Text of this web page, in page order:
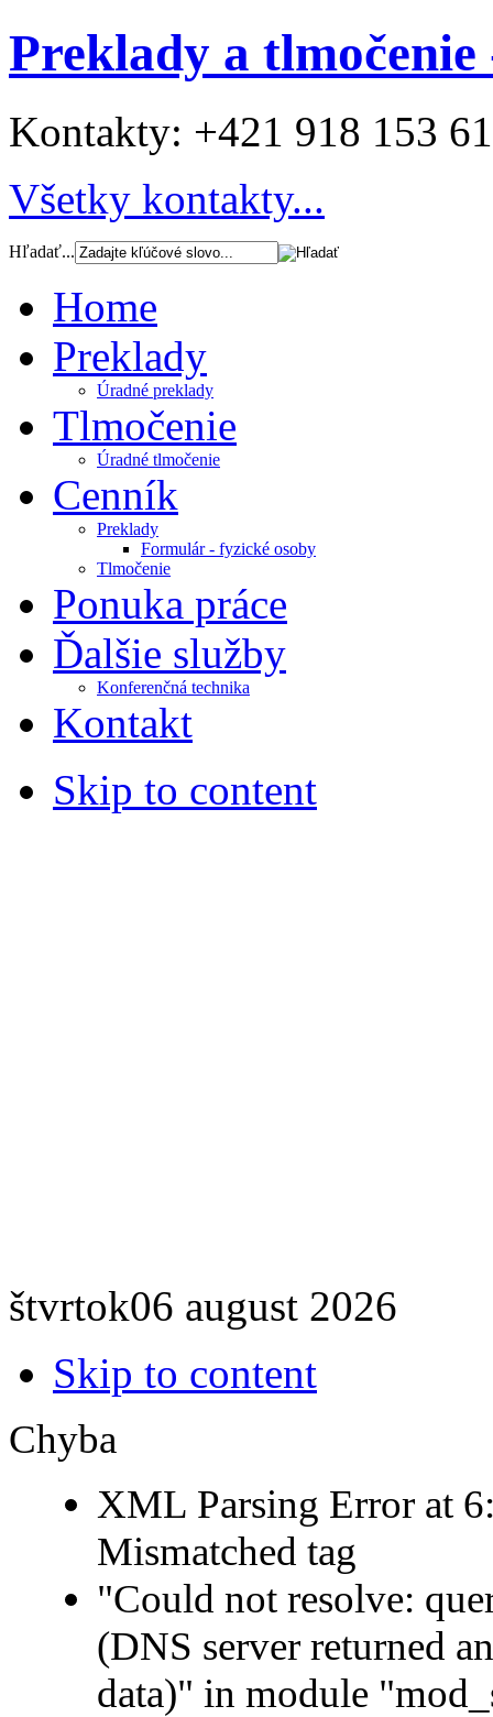
Preklady a
Kontakty: +421 918 153
Všetky kontakty...
Hľadať...
Home
Preklady
Úradné preklady
Tlmočenie
Úradné tlmočenie
Cenník
Preklady
Formulár - fyzické osoby
Tlmočenie
Ponuka práce
Ďalšie služby
Konferenčná technika
Kontakt
Skip to content
štvrtok06 august 2026
Skip to content
Chyba
XML Parsing Error at
Mismatched tag
"Could not resolve:
(DNS server returned
data)" in module